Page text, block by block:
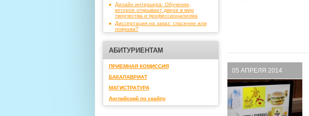
Дизайн интерьера: Обучение,
которое открывает двери в мир
творчества и профессионализма
Диссертация на заказ: спасение или
ловушка?
АБИТУРИЕНТАМ
ПРИЕМНАЯ КОМИССИЯ
БАКАЛАВРИАТ
МАГИСТРАТУРА
Английский по скайпу
05 АПРЕЛЯ 2014